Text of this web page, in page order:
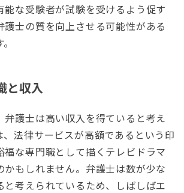
能な受験者が試験を受けるよう促す
護士の質を向上させる可能性がある
と収入
弁護士は高い収入を得ていると考え
、法律サービスが高額であるという印
福な専門職として描くテレビドラマ
かもしれません。弁護士は数が少な
と考えられているため、しばしばエ